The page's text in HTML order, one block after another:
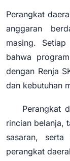
Perangkat
anggaran
masing.
bahwa
dengan Renja
dan kebutuhan
Perangkat
rincian belanja,
sasaran, serta
perangkat